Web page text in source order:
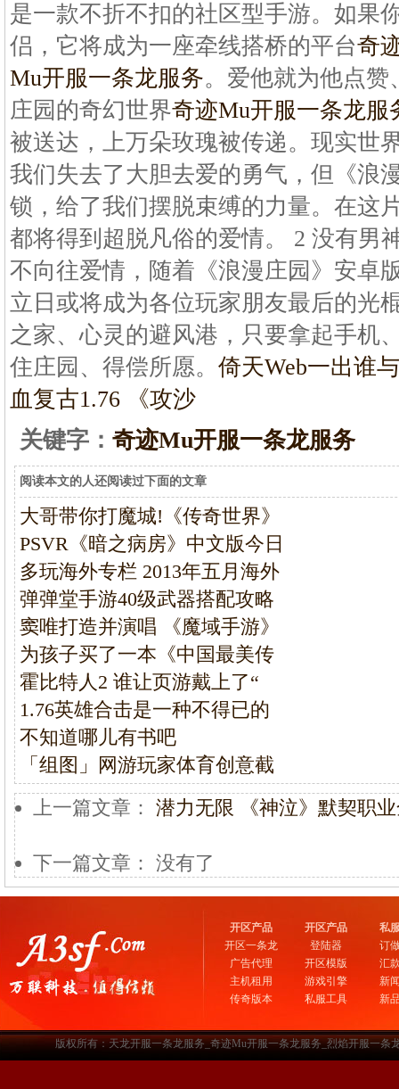
是一款不折不扣的社区型手游。如果
侣，它将成为一座牵线搭桥的平台奇
Mu开服一条龙服务。爱他就为他点
庄园的奇幻世界奇迹Mu开服一条龙服
被送达，上万朵玫瑰被传递。现实世
我们失去了大胆去爱的勇气，但《浪
锁，给了我们摆脱束缚的力量。在这
都将得到超脱凡俗的爱情。 2 没有男
不向往爱情，随着《浪漫庄园》安卓
立日或将成为各位玩家朋友最后的光
之家、心灵的避风港，只要拿起手机
住庄园、得偿所愿。 倚天Web一出谁
血复古1.76 《攻沙
关键字： 奇迹Mu开服一条龙服务
阅读本文的人还阅读过下面的文章
大哥带你打魔城!《传奇世界》
PSVR《暗之病房》中文版今日
多玩海外专栏 2013年五月海外
弹弹堂手游40级武器搭配攻略
窦唯打造并演唱 《魔域手游》
为孩子买了一本《中国最美传
霍比特人2 谁让页游戴上了“
1.76英雄合击是一种不得已的
不知道哪儿有书吧
「组图」网游玩家体育创意截
上一篇文章： 潜力无限 《神泣》默契职
下一篇文章： 没有了
开区产品
开区一条龙
广告代理
主机租用
传奇版本
开区产品
登陆器
开区模版
游戏引擎
私服工具
私
订
汇
新
新
版权所有：天龙开服一条龙服务_奇迹Mu开服一条龙服务_烈焰开服一条